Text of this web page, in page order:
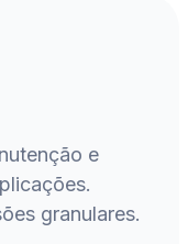
e
granulares.